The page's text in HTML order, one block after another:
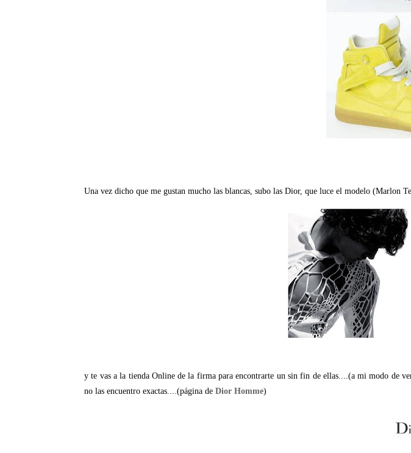
Una vez dicho que me gustan mucho las blancas, subo las Dior, que luce el modelo (Marlon
y te vas a la tienda Online de la firma para encontrarte un sin fin de ellas....(a mi modo de
no las encuentro exactas....(página de Dior Homme)